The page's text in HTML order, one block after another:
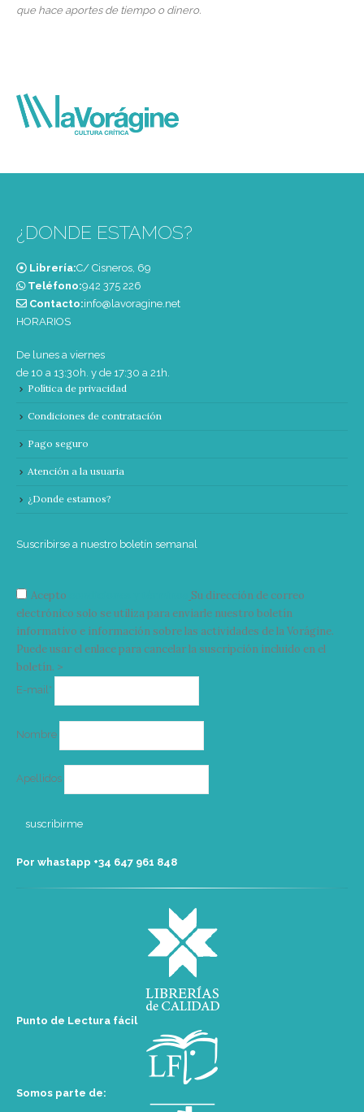
que hace aportes de tiempo o dinero.
¿DONDE ESTAMOS?
Librería:C/ Cisneros, 69
Teléfono:‭942 375 226‬
Contacto:info@lavoragine.net
HORARIOS
De lunes a viernes
de 10 a 13:30h. y de 17:30 a 21h.
Política de privacidad
Condiciones de contratación
Pago seguro
Atención a la usuaria
¿Donde estamos?
Suscribirse a nuestro boletín semanal
Acepto
Su dirección de correo
electrónico solo se utiliza para enviarle nuestro boletín
informativo e información sobre las actividades de la Vorágine.
Puede usar el enlace para cancelar la suscripción incluido en el
boletín. >
E-mail*
Nombre
Apellidos
Por whastapp +34 ‭647 961 848‬
Punto de Lectura fácil
Somos parte de: